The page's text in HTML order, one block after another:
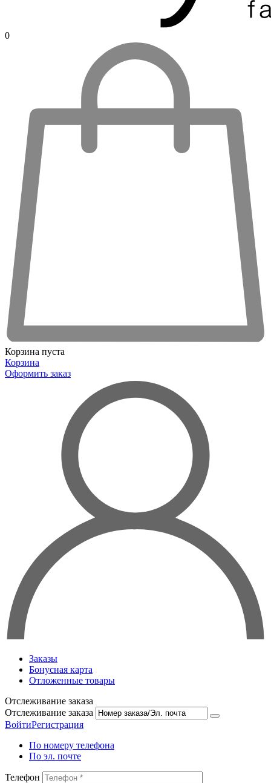
0
Корзина пуста
Корзина
Оформить заказ
Заказы
Бонусная карта
Отложенные товары
Отслеживание заказа
Отслеживание заказа
ВойтиРегистрация
По номеру телефона
По эл. почте
Телефон